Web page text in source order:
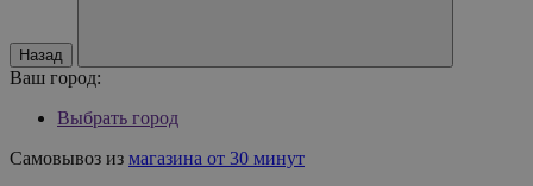
Назад
Ваш город:
Выбрать город
Самовывоз из магазина от 30 минут